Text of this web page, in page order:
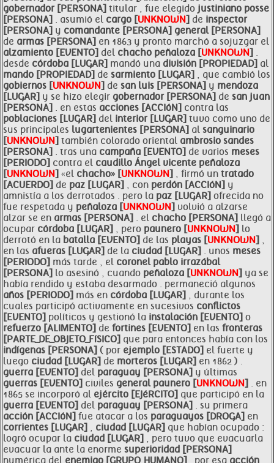
gobernador [PERSONA] titular , fue elegido justiniano posse
[PERSONA] . asumió el cargo [UNKNOWN] de inspector
[PERSONA] y comandante [PERSONA] general [PERSONA]
de armas [PERSONA] en 1863 y pronto marchó a sojuzgar el
alzamiento [EVENTO] del chacho peñaloza [UNKNOWN] .
desde córdoba [LUGAR] mandó una división [PROPIEDAD] al
mando [PROPIEDAD] de sarmiento [LUGAR] , que cambió los
gobiernos [UNKNOWN] de san luis [PERSONA] y mendoza
[LUGAR] y se hizo elegir gobernador [PERSONA] de san juan
[PERSONA] . en estas acciones [ACCIóN] contra las
poblaciones [LUGAR] del interior [LUGAR] tuvo como uno de
sus principales lugartenientes [PERSONA] al sanguinario
[UNKNOWN] también colorado oriental ambrosio sandes
[PERSONA] . tras una campaña [EVENTO] de varios meses
[PERIODO] contra el caudillo Ángel vicente peñaloza
[UNKNOWN] «el chacho» [UNKNOWN] , firmó un tratado
[ACUERDO] de paz [LUGAR] , con perdón [ACCIóN] y
amnistía a los derrotados . pero la paz [LUGAR] ofrecida no
fue respetada y peñaloza [UNKNOWN] volvió a alzarse
alzar se en armas [PERSONA] . el chacho [PERSONA] llegó a
ocupar córdoba [LUGAR] , pero paunero [UNKNOWN] lo
derrotó en la batalla [EVENTO] de las playas [UNKNOWN] ,
en las afueras [LUGAR] de la ciudad [LUGAR] . unos meses
[PERIODO] más tarde , el coronel pablo irrazábal
[PERSONA] lo asesinó , cuando peñaloza [UNKNOWN] ya se
había rendido y estaba desarmado . permaneció algunos
años [PERIODO] más en córdoba [LUGAR] , durante los
cuales participó activamente en sucesivos conflictos
[EVENTO] políticos y gestionó la instalación [EVENTO] o
refuerzo [ALIMENTO] de fortines [EVENTO] en las fronteras
[PARTE_DE_OBJETO_FíSICO] que para entonces había con los
indígenas [PERSONA] ( por ejemplo [ESTADO] el fuerte y
luego ciudad [LUGAR] de morteros [LUGAR] en 1862 ) .
guerra [EVENTO] del paraguay [PERSONA] y últimas
guerras [EVENTO] civiles general paunero [UNKNOWN] . en
1865 se incorporó al ejército [EJéRCITO] que participó en la
guerra [EVENTO] del paraguay [PERSONA] . su primera
acción [ACCIóN] fue atacar a los paraguayos [DROGA] en
corrientes [LUGAR] , ciudad [LUGAR] que habían ocupado :
logró ocupar la ciudad [LUGAR] , pero tuvo que evacuarla
evacuar la ante la enorme superioridad [PERSONA]
numérica del enemigo [GRUPO_HUMANO] . por esa acción